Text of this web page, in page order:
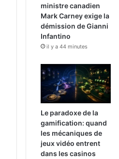
ministre canadien
Mark Carney exige la
démission de Gianni
Infantino
il y a 44 minutes
Le paradoxe de la
gamification: quand
les mécaniques de
jeux vidéo entrent
dans les casinos